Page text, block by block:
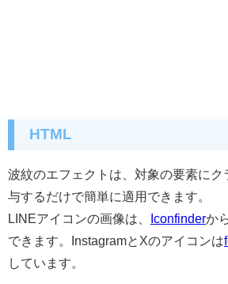
HTML
波紋のエフェクトは、対象の要素にク
与するだけで簡単に適用できます。
LINEアイコンの画像は、 Iconfinderか
できます。InstagramとXのアイコンは
しています。